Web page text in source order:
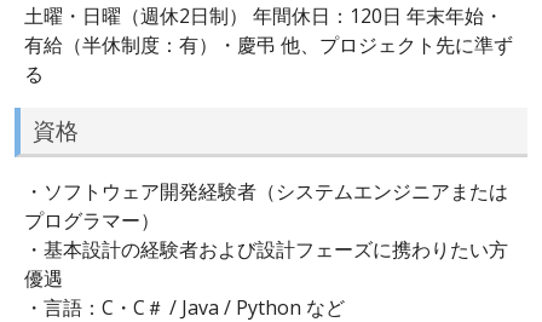
土曜・日曜（週休2日制） 年間休日：120日 年末年始・
有給（半休制度：有）・慶弔 他、プロジェクト先に準ず
る
資格
・ソフトウェア開発経験者（システムエンジニアまたは
プログラマー）
・基本設計の経験者および設計フェーズに携わりたい方
優遇
・言語：C・C＃ / Java / Python など